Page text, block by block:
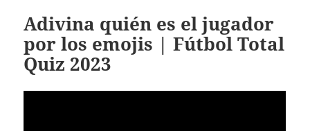
Adivina quién es el jugador
por los emojis | Fútbol Total
Quiz 2023